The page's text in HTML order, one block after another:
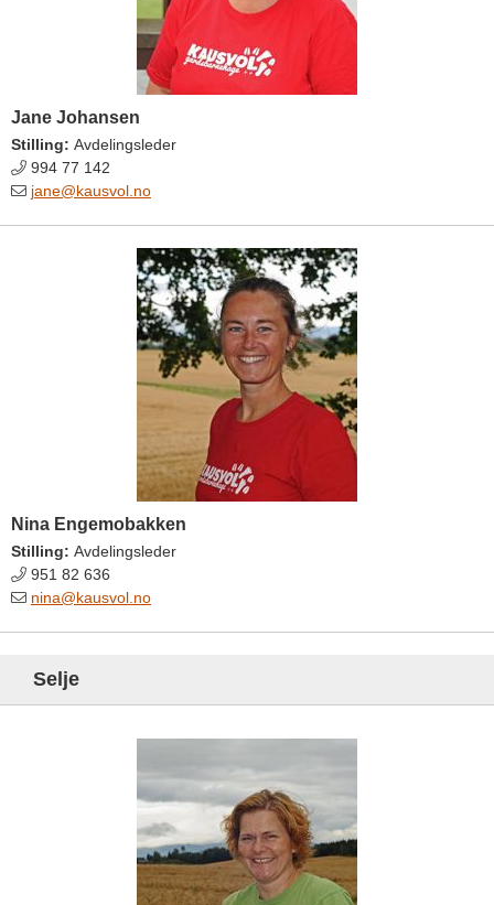
Jane Johansen
Stilling: Avdelingsleder
994 77 142
jane@kausvol.no
Nina Engemobakken
Stilling: Avdelingsleder
951 82 636
nina@kausvol.no
Selje